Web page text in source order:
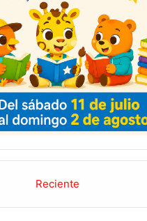
Reciente